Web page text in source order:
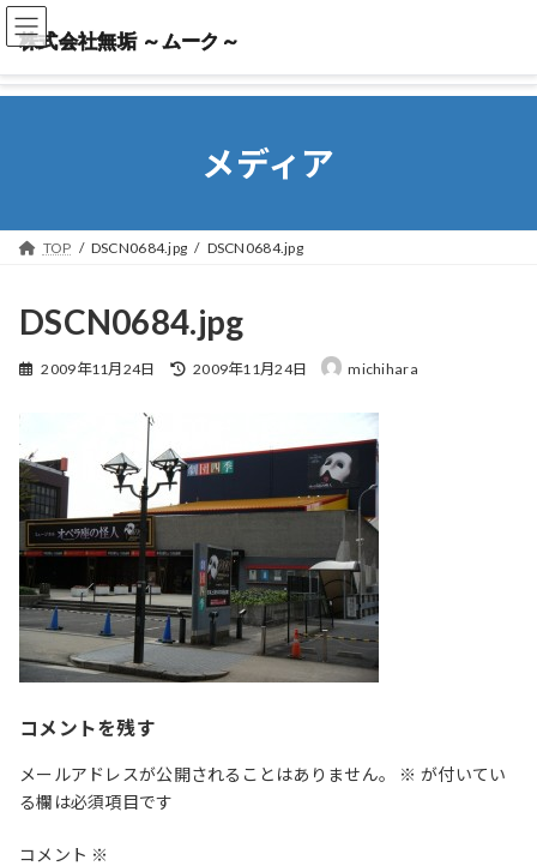
株式会社無垢 ～ムーク～
株式会社無垢 ～ムーク～
メディア
TOP DSCN0684.jpg DSCN0684.jpg
DSCN0684.jpg
2009年11月24日
最
時
2009年11月24日 michihara
コメントを残す
メールアドレスが公開されることはありません。 ※ が付いてい
る欄は必須項目です
コメント ※